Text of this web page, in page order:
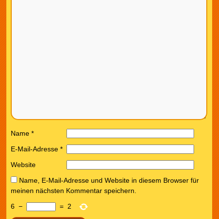
Name *
E-Mail-Adresse *
Website
Name, E-Mail-Adresse und Website in diesem Browser für
meinen nächsten Kommentar speichern.
6 − = 2